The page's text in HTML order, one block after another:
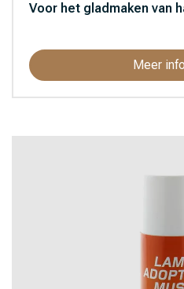
Voor het gladmaken van
Meer